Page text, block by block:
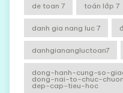
de toan 7 toán lớp 7
danh gia nang luc 7
danhgianangluctoan7
dong-hanh-cung-so-
dong-nai-to-chuc-
dep-cap-tieu-hoc